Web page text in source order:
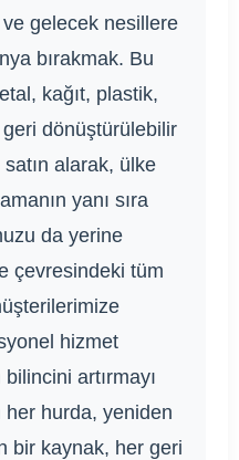
ve gelecek nesillere
bırakmak. Bu
kağıt, plastik,
dönüştürülebilir
alarak, ülke
yanı sıra
da yerine
çevresindeki tüm
hizmet
artırmayı
hurda, yeniden
bir kaynak, her geri